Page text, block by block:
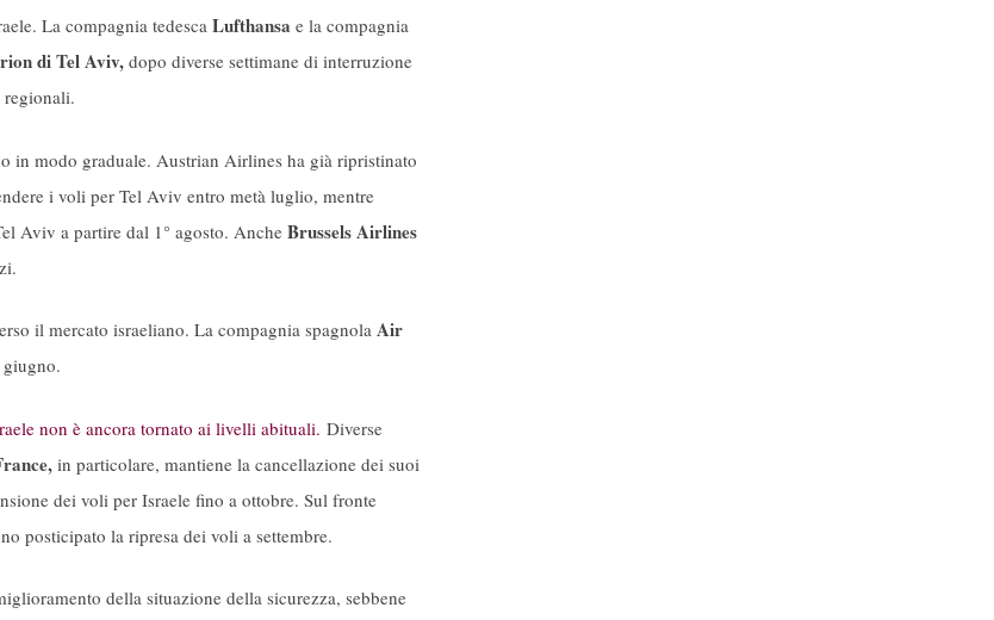
La compagnia tedesca Lufthansa e la compagnia
di Tel Aviv,dopo diverse settimane di interruzione
regionali.
in modo graduale. Austrian Airlines ha già ripristinato
i voli per Tel Aviv entro metà luglio, mentre
Aviv a partire dal 1° agosto. Anche Brussels Airlines
il mercato israeliano. La compagnia spagnolaAir
non è ancora tornato ai livelli abituali. Diverse
in particolare, mantiene la cancellazione dei suoi
dei voli per Israele fino a ottobre. Sul fronte
posticipato la ripresa dei voli a settembre.
della situazione della sicurezza, sebbene